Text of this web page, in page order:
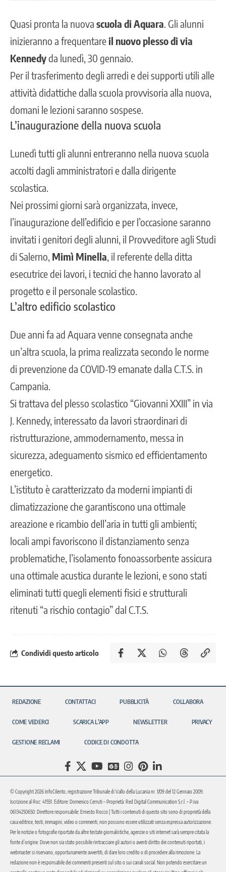
Quasi pronta la nuova scuola di Aquara . Gli alunni
inizieranno a frequentareil nuovo plesso di via
Kennedyda lunedì, 30 gennaio.
Per il trasferimento degli arredi e dei supporti utili alle
attività didattiche dalla scuola provvisoria alla nuova,
domani le lezioni saranno sospese.
L’inaugurazione della nuova scuola
Lunedì tutti gli alunni entreranno nella nuova scuola
accolti dagli amministratori e dalla dirigente
scolastica.
Nei prossimi giorni sarà organizzata, invece,
l’inaugurazione dell’edificio e per l’occasione saranno
invitati i genitori degli alunni, il Provveditore agli Studi
di Salerno, Mimì Minella, il referente della ditta
esecutrice dei lavori, i tecnici che hanno lavorato al
progetto e il personale scolastico.
L’altro edificio scolastico
Due anni fa ad Aquara venne consegnata anche
un’altra scuola, la prima realizzata secondo le norme
di prevenzione da COVID-19 emanate dalla C.T.S. in
Campania.
Si trattava del plesso scolastico “Giovanni XXIII” in via
J. Kennedy, interessato da lavori straordinari di
ristrutturazione, ammodernamento, messa in
sicurezza, adeguamento sismico ed efficientamento
energetico.
L’istituto è caratterizzato da moderni impianti di
climatizzazione che garantiscono una ottimale
areazione e ricambio dell’aria in tutti gli ambienti;
locali ampi favoriscono il distanziamento senza
problematiche, l’isolamento fonoassorbente assicura
una ottimale acustica durante le lezioni, e sono stati
eliminati tutti quegli elementi fisici e strutturali
ritenuti “a rischio contagio” dal C.T.S.
Condividi questo articolo
REDAZIONE CONTATTACI PUBBLICITÀ COLLABORA
COME VEDERCI SCARICA L’APP NEWSLETTER PRIVACY
GESTIONE RECLAMI CODICE DI CONDOTTA
© Copyright 2026 InfoCilento, registrazione Tribunale di Vallo della Lucania nr. 1/09 del 12 Gennaio 2009.
Iscrizione al Roc: 41551. Editore: Domenico Cerruti – Proprietà: Red Digital Communication S.r.l. – P.iva
06134250650. Direttore responsabile: Ernesto Rocco | Tutti i contenuti di questo sito sono di proprietà della
casa editrice, testi, immagini, video o commenti, non possono essere utilizzati senza espressa autorizzazione.
Per le notizie o fotografie riportate da altre testate giornalistiche, agenzie o siti internet sarà sempre citata la
fonte d’origine. Dove non sia stato possibile rintracciare gli autori o aventi diritto dei contenuti riportati, i
webmaster si riservano, opportunamente avvertiti, di dare loro credito o di procedere alla rimozione. La
redazione non è responsabile dei commenti presenti sul sito o sui canali social. Non potendo esercitare un